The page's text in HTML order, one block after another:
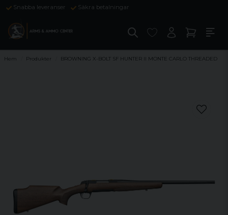
Snabba leveranser Säkra betalningar
Hem Produkter BROWNING X-BOLT SF HUNTER II MONTE CARLO THREADED